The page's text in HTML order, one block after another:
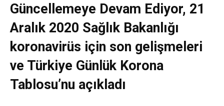
Güncellemeye Devam Ediyor, 21
Aralık 2020 Sağlık Bakanlığı
koronavirüs için son gelişmeleri
ve Türkiye Günlük Korona
Tablosu’nu açıkladı